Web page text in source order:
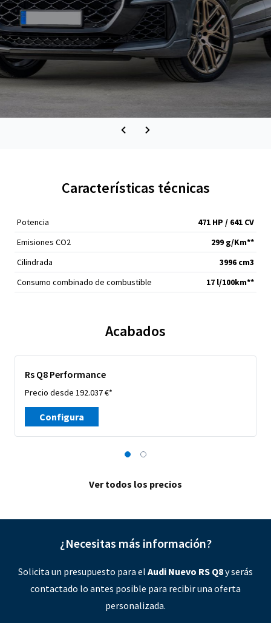
Características técnicas
Potencia
471 HP / 641 CV
Emisiones CO2
299 g/Km**
Cilindrada
3996 cm3
Consumo combinado de combustible
17 l/100km**
Acabados
Rs Q8 Performance
Precio desde 192.037 €*
Configura
Ver todos los precios
¿Necesitas más información?
Solicita un presupuesto para el Audi Nuevo RS Q8y serás
contactado lo antes posible para recibir una oferta
personalizada.